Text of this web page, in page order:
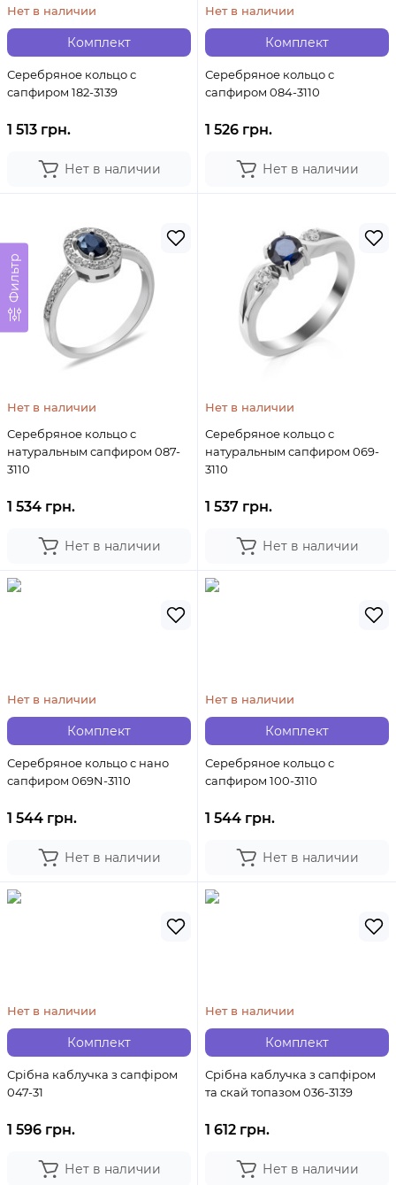
Фильтр
Комплект
Нет в наличии
Серебряное кольцо с
сапфиром 182-3139
1 513 грн.
Нет в наличии
Комплект
Нет в наличии
Серебряное кольцо с
сапфиром 084-3110
1 526 грн.
Нет в наличии
Нет в наличии
Серебряное кольцо с
натуральным сапфиром 087-
3110
1 534 грн.
Нет в наличии
Нет в наличии
Серебряное кольцо с
натуральным сапфиром 069-
3110
1 537 грн.
Нет в наличии
Комплект
Нет в наличии
Серебряное кольцо с нано
сапфиром 069N-3110
1 544 грн.
Нет в наличии
Комплект
Нет в наличии
Серебряное кольцо с
сапфиром 100-3110
1 544 грн.
Нет в наличии
Комплект
Нет в наличии
Срібна каблучка з сапфіром
047-31
1 596 грн.
Нет в наличии
Комплект
Нет в наличии
Срібна каблучка з сапфіром
та скай топазом 036-3139
1 612 грн.
Нет в наличии